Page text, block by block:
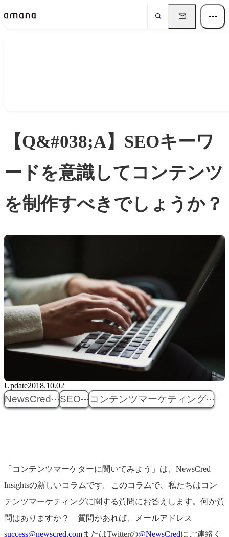
【Q&#038;A】SEOキーワ
ードを意識してコンテンツ
を制作すべきでしょうか？
Update2018.10.02
NewsCred SEO コンテンツマーケティング
「コンテンツマーケターに聞いてみよう」は、NewsCred
Insightsの新しいコラムです。このコラムで、私たちはコン
テンツマーケティングに関する質問にお答えします。何か質
問はありますか？ 質問があれば、メールアドレス
success@newscred.comまたはTwitterの@NewsCredにご連絡く